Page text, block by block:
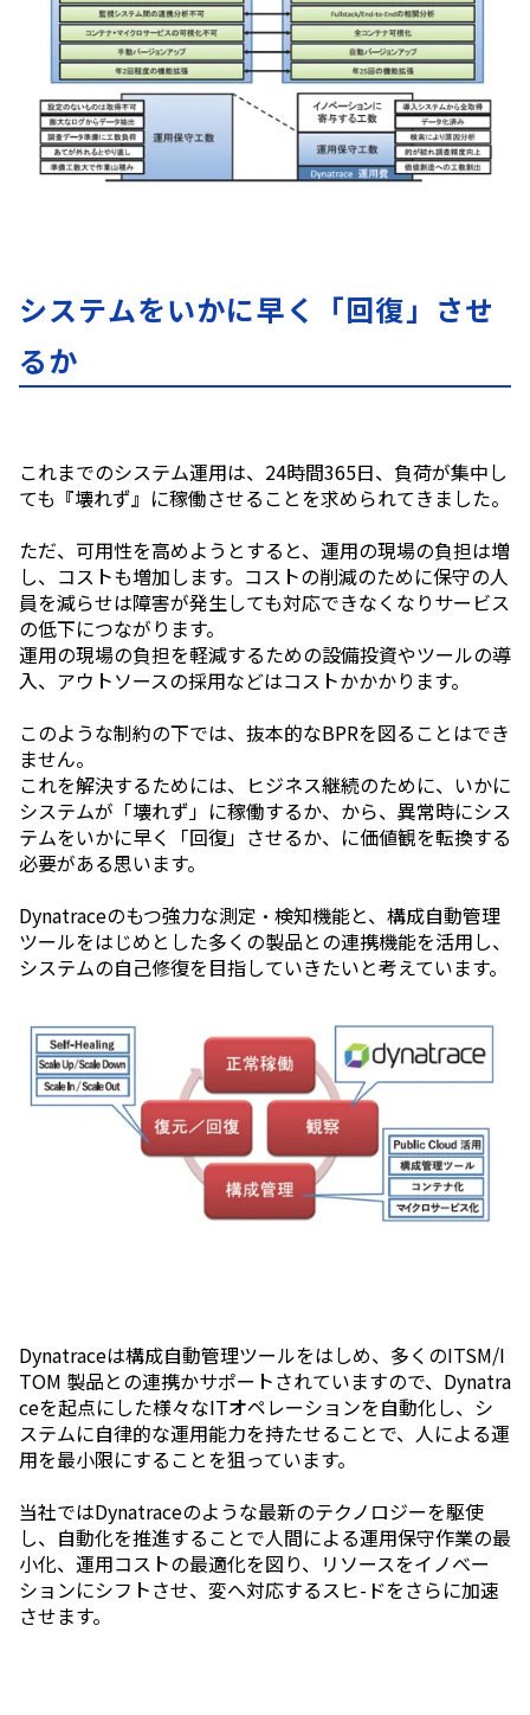
システムをいかに早く「回復」させ
るか
これまでのシステム運用は、24時間365日、負荷が集中し
ても『壊れず』に稼働させることを求められてきました。
ただ、可用性を高めようとすると、運用の現場の負担は増
し、コストも増加します。コストの削減のために保守の人
員を減らせは障害が発生しても対応できなくなりサービス
の低下につながります。
運用の現場の負担を軽減するための設備投資やツールの導
入、アウトソースの採用などはコストかかかります。
このような制約の下では、抜本的なBPRを図ることはでき
ません。
これを解決するためには、ヒジネス継続のために、いかに
システムが「壊れず」に稼働するか、から、異常時にシス
テムをいかに早く「回復」させるか、に価値観を転換する
必要がある思います。
Dynatraceのもつ強力な測定・検知機能と、構成自動管理
ツールをはじめとした多くの製品との連携機能を活用し、
システムの自己修復を目指していきたいと考えています。
Dynatraceは構成自動管理ツールをはしめ、多くのITSM/I
TOM 製品との連携かサポートされていますので、Dynatra
ceを起点にした様々なITオペレーションを自動化し、シ
ステムに自律的な運用能力を持たせることで、人による運
用を最小限にすることを狙っています。
当社ではDynatraceのような最新のテクノロジーを駆使
し、自動化を推進することで人間による運用保守作業の最
小化、運用コストの最適化を図り、リソースをイノベー
ションにシフトさせ、変へ対応するスヒ-ドをさらに加速
させます。